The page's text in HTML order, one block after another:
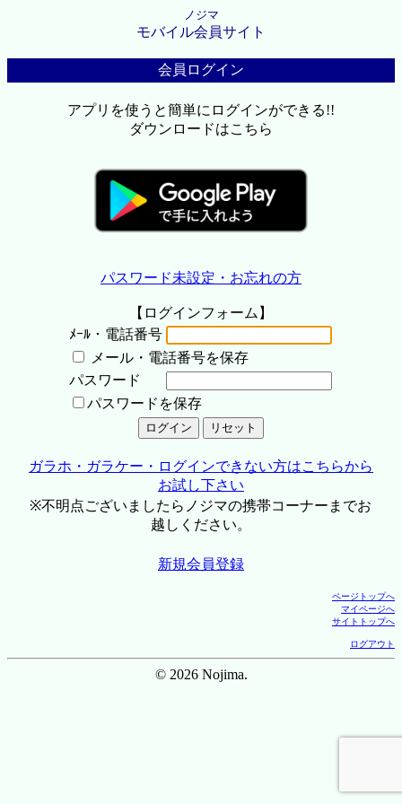
ノジマ
モバイル会員サイト
会員ログイン
アプリを使うと簡単にログインができる!!
ダウンロードはこちら
パスワード未設定・お忘れの方
【ログインフォーム】
ﾒｰﾙ・電話番号
メール・電話番号を保存
パスワード
パスワードを保存
ガラホ・ガラケー・ログインできない方はこちらから
お試し下さい
※不明点ございましたらノジマの携帯コーナーまでお
越しください。
新規会員登録
ページトップへ
マイページへ
サイトトップへ
ログアウト
© 2026 Nojima.